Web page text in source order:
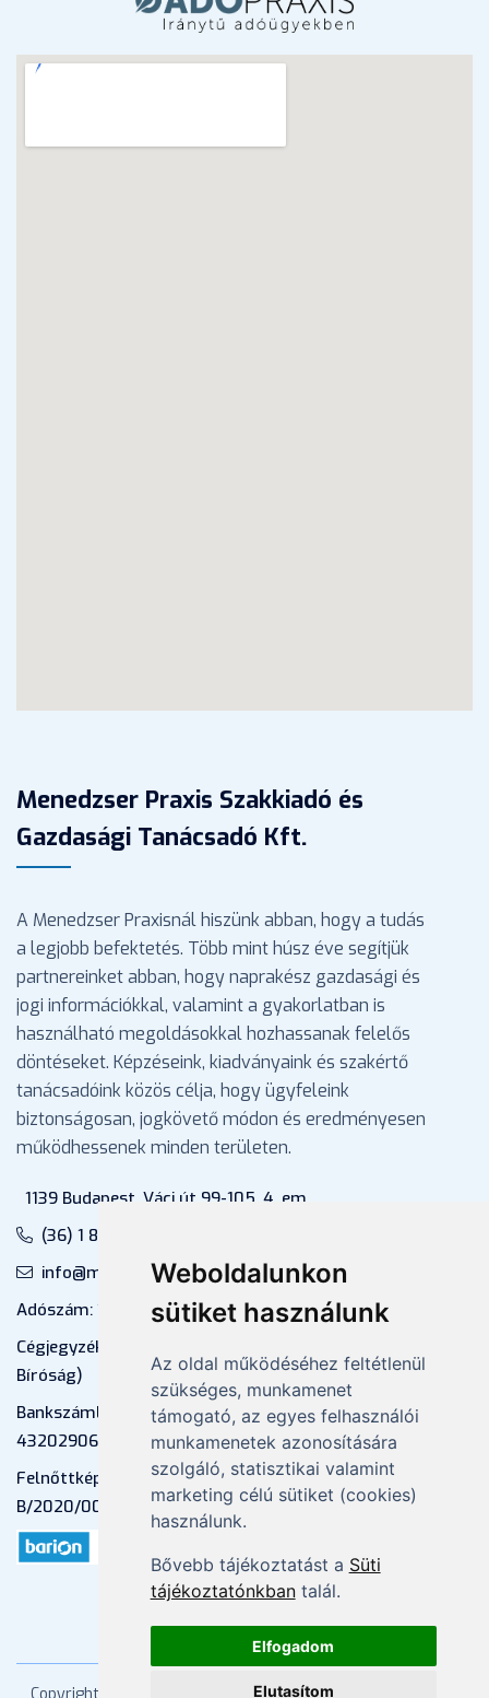
Weboldalunkon
sütiket használunk
Az oldal működéséhez feltétlenül
szükséges, munkamenet
támogató, az egyes felhasználói
munkamenetek azonosítására
szolgáló, statisztikai valamint
marketing célú sütiket (cookies)
használunk.
Bővebb tájékoztatást a Süti
tájékoztatónkbantalál.
Elfogadom
Elutasítom
Menedzser Praxis Szakkiadó és
Gazdasági Tanácsadó Kft.
A Menedzser Praxisnál hiszünk abban, hogy a tudás
a legjobb befektetés. Több mint húsz éve segítjük
partnereinket abban, hogy naprakész gazdasági és
jogi információkkal, valamint a gyakorlatban is
használható megoldásokkal hozhassanak felelős
döntéseket. Képzéseink, kiadványaink és szakértő
tanácsadóink közös célja, hogy ügyfeleink
biztonságosan, jogkövető módon és eredményesen
működhessenek minden területen.
1139 Budapest, Váci út 99-105. 4. em.
(36) 1 880 76 00
info@mprx.hu
Adószám: 13598145-2-41
Cégjegyzékszám: 01-09-883770 (Fővárosi
Bíróság)
Bankszámlaszám: CIB Bank, 10700581-
43202906-51100005
Felnőttképzési nyilvántartási szám:
B/2020/000053
Copyright 2026 Mprx. Minden jog fenntartva